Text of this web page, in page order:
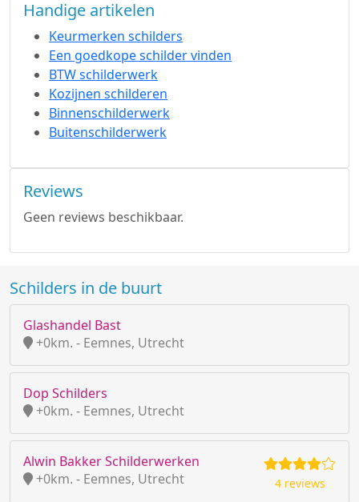
Handige artikelen
Keurmerken schilders
Een goedkope schilder vinden
BTW schilderwerk
Kozijnen schilderen
Binnenschilderwerk
Buitenschilderwerk
Reviews
Geen reviews beschikbaar.
Schilders in de buurt
Glashandel Bast
+0km. - Eemnes, Utrecht
Dop Schilders
+0km. - Eemnes, Utrecht
Alwin Bakker Schilderwerken
+0km. - Eemnes, Utrecht
4 reviews